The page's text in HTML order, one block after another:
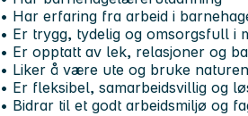
• Har erfaring fra arbeid i
• Er trygg, tydelig og omsorgsfull i
• Er opptatt av lek, relasjoner og
• Liker å være ute og bruke
• Er fleksibel, samarbeidsvillig og
• Bidrar til et godt arbeidsmiljø og